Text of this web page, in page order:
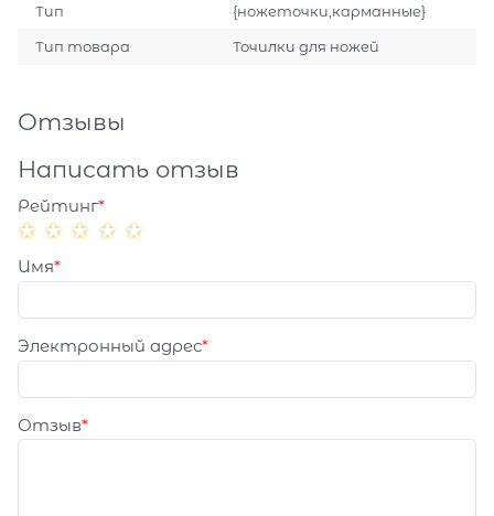
Тип {ножеточки,карманные}
Тип товара Точилки для ножей
Отзывы
Написать отзыв
Рейтинг
Имя
Электронный адрес
Отзыв